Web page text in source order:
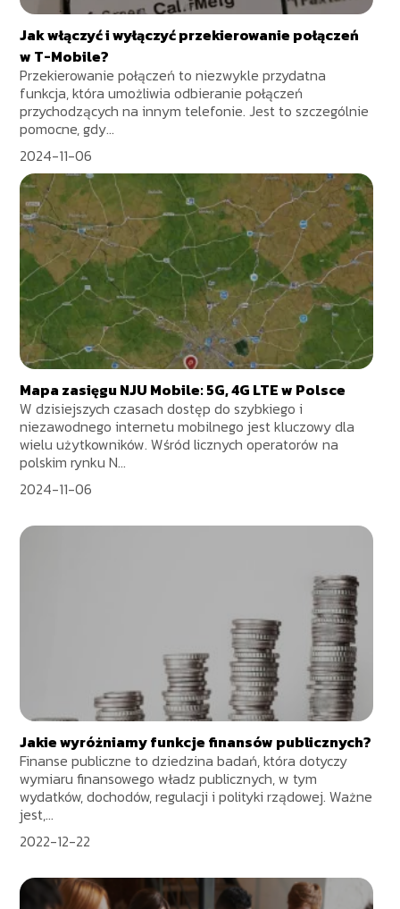
Jak włączyć i wyłączyć przekierowanie połączeń
w T-Mobile?
Przekierowanie połączeń to niezwykle przydatna
funkcja, która umożliwia odbieranie połączeń
przychodzących na innym telefonie. Jest to szczególnie
pomocne, gdy...
2024-11-06
Mapa zasięgu NJU Mobile: 5G, 4G LTE w Polsce
W dzisiejszych czasach dostęp do szybkiego i
niezawodnego internetu mobilnego jest kluczowy dla
wielu użytkowników. Wśród licznych operatorów na
polskim rynku N...
2024-11-06
Jakie wyróżniamy funkcje finansów publicznych?
Finanse publiczne to dziedzina badań, która dotyczy
wymiaru finansowego władz publicznych, w tym
wydatków, dochodów, regulacji i polityki rządowej. Ważne
jest,...
2022-12-22